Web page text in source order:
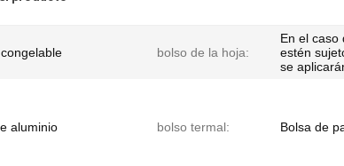
bolso de la hoja:
En el caso
estén
se
aluminio bolso termal: Bolsa de